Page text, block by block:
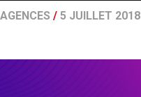
AGENCES /5 JUILLET 2018